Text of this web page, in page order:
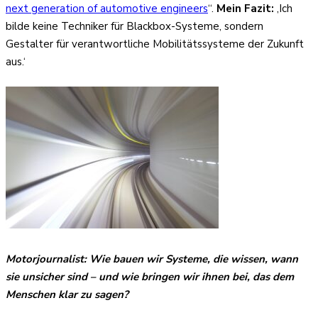
next generation of automotive engineers“. Mein Fazit: ‚Ich
bilde keine Techniker für Blackbox-Systeme, sondern
Gestalter für verantwortliche Mobilitätssysteme der Zukunft
aus.‘
Motorjournalist: Wie bauen wir Systeme, die wissen, wann
sie unsicher sind – und wie bringen wir ihnen bei, das dem
Menschen klar zu sagen?